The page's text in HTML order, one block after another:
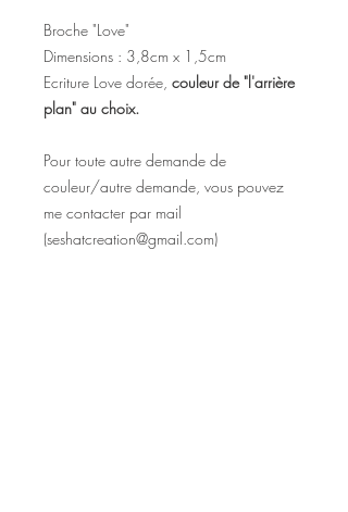
Broche "Love"
Dimensions : 3,8cm x 1,5cm
Ecriture Love dorée, couleur de "l'arrière
plan" au choix.
Pour toute autre demande de
couleur/autre demande, vous pouvez
me contacter par mail
(seshatcreation@gmail.com)